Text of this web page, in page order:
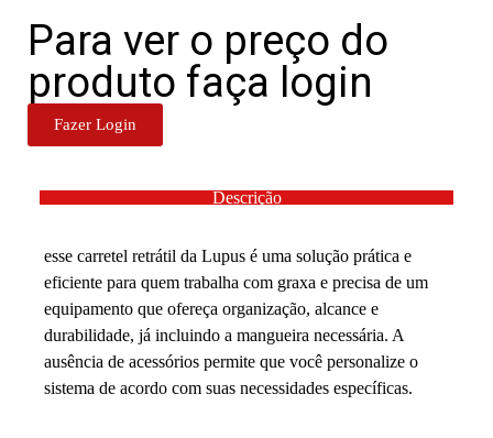
Para ver o preço do
produto faça login
Fazer Login
Descrição
esse carretel retrátil da Lupus é uma solução prática e
eficiente para quem trabalha com graxa e precisa de um
equipamento que ofereça organização, alcance e
durabilidade, já incluindo a mangueira necessária. A
ausência de acessórios permite que você personalize o
sistema de acordo com suas necessidades específicas.